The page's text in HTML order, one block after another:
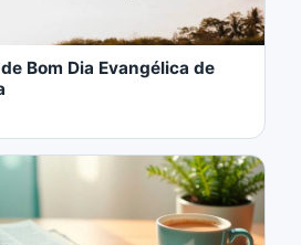
Bom Dia Evangélica de